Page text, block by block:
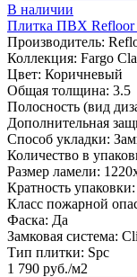
В наличии
Плитка ПВХ Refloor
Производитель:
Коллекция: Fargo
Цвет: Коричневый
Общая толщина: 3.5
Полосность (вид
Дополнительная
Способ укладки:
Количество в
Размер ламели:
Кратность упаковки:
Класс пожарной
Фаска: Да
Замковая система:
Тип плитки: Spc
1 790 руб./м2